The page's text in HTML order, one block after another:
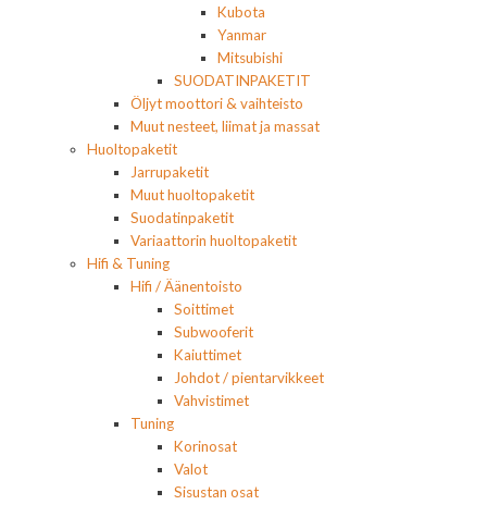
Kubota
Yanmar
Mitsubishi
SUODATINPAKETIT
Öljyt moottori & vaihteisto
Muut nesteet, liimat ja massat
Huoltopaketit
Jarrupaketit
Muut huoltopaketit
Suodatinpaketit
Variaattorin huoltopaketit
Hifi & Tuning
Hifi / Äänentoisto
Soittimet
Subwooferit
Kaiuttimet
Johdot / pientarvikkeet
Vahvistimet
Tuning
Korinosat
Valot
Sisustan osat